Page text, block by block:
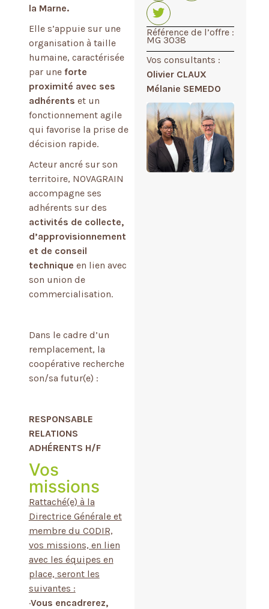
la Marne.
Elle s’appuie sur une
organisation à taille
humaine, caractérisée
par une forte
proximité avec ses
adhérents et un
fonctionnement agile
qui favorise la prise de
décision rapide.
Acteur ancré sur son
territoire, NOVAGRAIN
accompagne ses
adhérents sur des
activités de collecte,
d’approvisionnement
et de conseil
technique en lien avec
son union de
commercialisation.
Dans le cadre d’un
remplacement, la
coopérative recherche
son/sa futur(e) :
RESPONSABLE
RELATIONS
ADHÉRENTS H/F
Vos
missions
Rattaché(e) à la
Directrice Générale et
membre du CODIR,
vos missions, en lien
avec les équipes en
place, seront les
suivantes :
·Vous encadrerez,
Référence de l’offre :
MG 3038
Vos consultants :
Olivier CLAUX
Mélanie SEMEDO